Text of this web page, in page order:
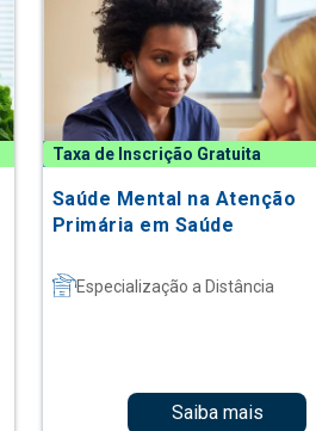
Taxa de Inscrição Gratuita
Saúde Mental na Atenção
Primária em Saúde
Especialização a Distância
Saiba mais